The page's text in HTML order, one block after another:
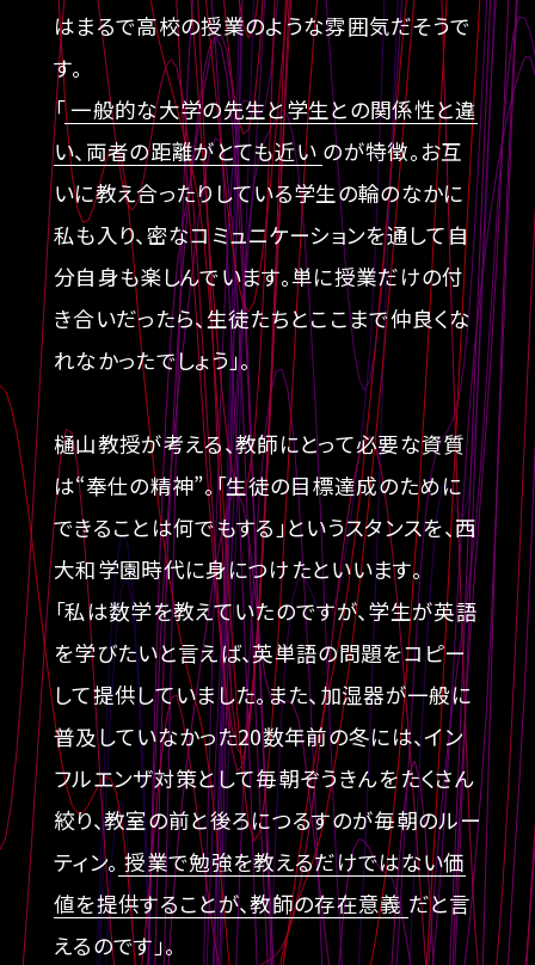
はまるで高校の授業のような雰囲気だそうで
す。
「 一般的な大学の先生と学生との関係性と違
い、両者の距離がとても近い のが特徴。お互
いに教え合ったりしている学生の輪のなかに
私も入り、密なコミュニケーションを通して自
分自身も楽しんでいます。単に授業だけの付
き合いだったら、生徒たちとここまで仲良くな
れなかったでしょう」。
樋山教授が考える、教師にとって必要な資質
は“奉仕の精神”。「生徒の目標達成のために
できることは何でもする」というスタンスを、西
大和学園時代に身につけたといいます。
「私は数学を教えていたのですが、学生が英語
を学びたいと言えば、英単語の問題をコピー
して提供していました。また、加湿器が一般に
普及していなかった20数年前の冬には、イン
フルエンザ対策として毎朝ぞうきんをたくさん
絞り、教室の前と後ろにつるすのが毎朝のルー
ティン。 授業で勉強を教えるだけではない価
値を提供することが、教師の存在意義 だと言
えるのです」。